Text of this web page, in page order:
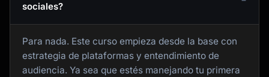
sociales?
Para nada. Este curso empieza desde la base con
estrategia de plataformas y entendimiento de
audiencia. Ya sea que estés manejando tu primera